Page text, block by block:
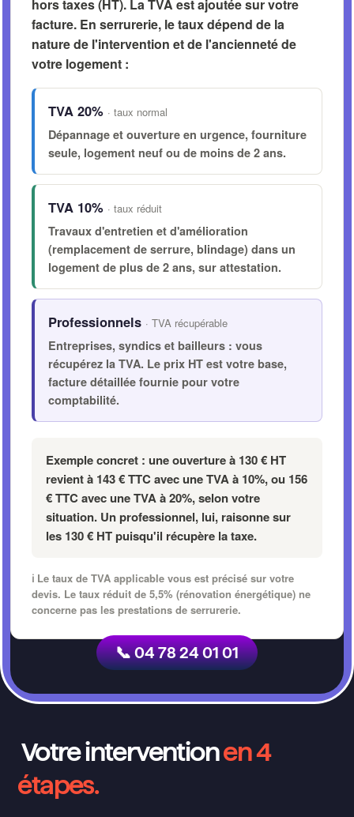
hors taxes (HT). La TVA est ajoutée sur votre
facture. En serrurerie, le taux dépend de la
nature de l'intervention et de l'ancienneté de
votre logement :
TVA 20% · taux normal
Dépannage et ouverture en urgence, fourniture
seule, logement neuf ou de moins de 2 ans.
TVA 10% · taux réduit
Travaux d'entretien et d'amélioration
(remplacement de serrure, blindage) dans un
logement de plus de 2 ans, sur attestation.
Professionnels · TVA récupérable
Entreprises, syndics et bailleurs : vous
récupérez la TVA. Le prix HT est votre base,
facture détaillée fournie pour votre
comptabilité.
Exemple concret : une ouverture à 130 € HT
revient à 143 € TTCavec une TVA à 10%, ou 156
€ TTCavec une TVA à 20%, selon votre
situation. Un professionnel, lui, raisonne sur
les 130 € HTpuisqu'il récupère la taxe.
ℹ️ Le taux de TVA applicable vous est précisé sur votre
devis. Le taux réduit de 5,5% (rénovation énergétique) ne
concerne pas les prestations de serrurerie.
📞 04 78 24 01 01
Votre interventionen 4
étapes.